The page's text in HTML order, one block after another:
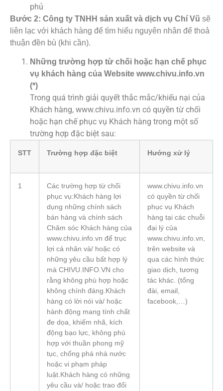
phủ
Bước 2: Công ty TNHH sản xuất và dịch vụ Chí Vũ sẽ
liên lạc với khách hàng để tìm hiểu nguyên nhân để thoả
thuận đền bù (khi cần).
Những trường hợp từ chối hoặc hạn chế phục
vụ khách hàng của Website www.chivu.info.vn
(*)
Trong quá trình giải quyết thắc mắc/khiếu nại của
Khách hàng, www.chivu.info.vn có quyền từ chối
hoặc hạn chế phục vụ Khách hàng trong một số
trường hợp đặc biệt sau:
STT Trường hợp đặc biệt Hướng xử lý
1
Các trường hợp từ chối
phục vụ:Khách hàng lợi
dụng những chính sách
bán hàng và chính sách
Chăm sóc Khách hàng của
www.chivu.info.vn để trục
lợi cá nhân và/ hoặc có
những yêu cầu bất hợp lý
mà CHIVU.INFO.VN cho
rằng không phù hợp hoặc
không chính đáng.Khách
hàng có lời nói và/ hoặc
hành động mang tính chất
đe dọa, khiếm nhã, kích
động bạo lực, không phù
hợp với thuần phong mỹ
tục, chống phá nhà nước
hoặc vi phạm pháp
luật.Khách hàng có những
yêu cầu và/ hoặc trao đổi
www.chivu.info.vn
có quyền từ chối
phục vụ Khách
hàng tại các chuỗi
đại lý của
www.chivu.info.vn,
trên website và
qua các hình thức
giao dịch, tương
tác khác. (tổng
đài, email,
facebook,…)